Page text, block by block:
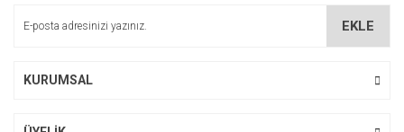
EKLE
KURUMSAL